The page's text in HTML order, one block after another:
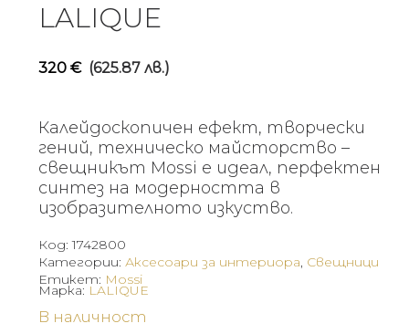
LALIQUE
320 € (625.87 лв.)
Калейдоскопичен ефект, творчески
гений, техническо майсторство –
свещникът Mossi е идеал, перфектен
синтез на модерността в
изобразителното изкуство.
Код:1742800
Категории: Аксесоари за интериора, Свещници
Етикет: Mossi
В наличност
Марка: LALIQUE